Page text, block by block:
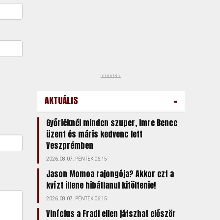
hirdetés
AKTUÁLIS -
Győriéknél minden szuper, Imre Bence
üzent és máris kedvenc lett
Veszprémben
2026.08.07. PÉNTEK 06:15
Jason Momoa rajongója? Akkor ezt a
kvízt illene hibátlanul kitöltenie!
2026.08.07. PÉNTEK 06:15
Vinícius a Fradi ellen játszhat először